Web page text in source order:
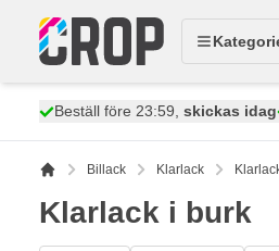
Beställ före 23:59, skickas idag
Billack Klarlack
Klarlack i burk